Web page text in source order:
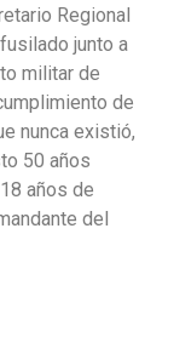
Regional
junto a
militar de
de
nunca existió,
50 años
años de
del